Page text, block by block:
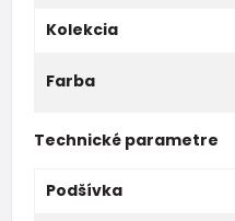
Kolekcia
Farba
Technické parametre
Podšívka